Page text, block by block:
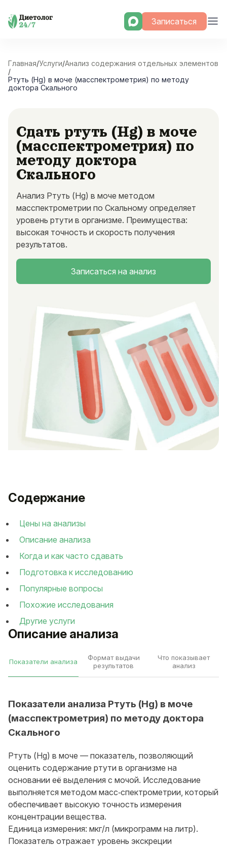
Skip
Записаться
Главная/Услуги/Анализ содержания отдельных элементов
/
Ртуть (Hg) в моче (масспектрометрия) по методу
доктора Скального
Сдать ртуть (Hg) в моче
(масспектрометрия) по
методу доктора
Скального
Анализ Ртуть (Hg) в моче методом
масспектрометрии по Скальному определяет
уровень ртути в организме. Преимущества:
высокая точность и скорость получения
результатов.
Записаться на анализ
Описание анализа
Показатели анализа
Формат выдачи
результатов
Что показывает
анализ
Показатели анализа Ртуть (Hg) в моче
(масспектрометрия) по методу доктора
Скального
Ртуть (Hg) в моче — показатель, позволяющий
оценить содержание ртути в организме на
основании её выделения с мочой. Исследование
выполняется методом масс‑спектрометрии, который
обеспечивает высокую точность измерения
концентрации вещества.
Единица измерения: мкг/л (микрограмм на литр).
Показатель отражает уровень экскреции
Содержание
Цены на анализы
Описание анализа
Когда и как часто сдавать
Подготовка к исследованию
Популярные вопросы
Похожие исследования
Другие услуги